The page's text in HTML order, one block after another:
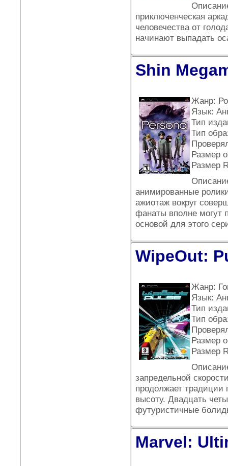
приключенческая
человечества от
начинают выпадать
Shin
Жанр:
Язык:
Тип
Тип
Размер
Размер
анимированные
ажиотаж вокруг
фанаты вполне могут
основой для этого
WipeOut:
Жанр:
Язык:
Тип
Тип
Размер
Размер
запредельной
продолжает традиции
высоту. Двадцать
футуристичные
Marvel: